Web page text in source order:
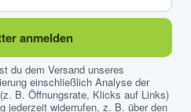
anmelden
du dem Versand unseres
einschließlich Analyse der
B. Öffnungsrate, Klicks auf Links)
jederzeit widerrufen, z. B. über den